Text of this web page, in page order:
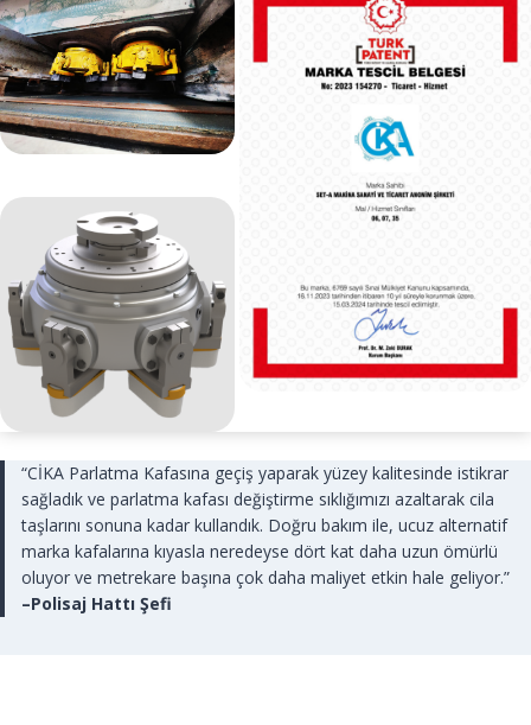
“CİKA Parlatma Kafasına geçiş yaparak yüzey kalitesinde istikrar
sağladık ve parlatma kafası değiştirme sıklığımızı azaltarak cila
taşlarını sonuna kadar kullandık. Doğru bakım ile, ucuz alternatif
marka kafalarına kıyasla neredeyse dört kat daha uzun ömürlü
oluyor ve metrekare başına çok daha maliyet etkin hale geliyor.”
–Polisaj Hattı Şefi